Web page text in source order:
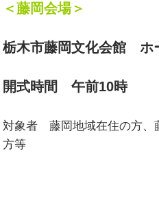
＜藤岡会場＞
栃木市藤岡文化会館 ホ
開式時間 午前10時
対象者 藤岡地域在住の方、
方等